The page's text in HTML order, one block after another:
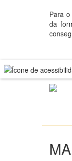
Para
da